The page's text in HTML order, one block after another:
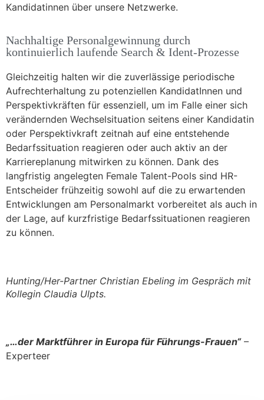
Kandidatinnen über unsere Netzwerke.
Nachhaltige Personalgewinnung durch
kontinuierlich laufende Search & Ident-Prozesse
Gleichzeitig halten wir die zuverlässige periodische
Aufrechterhaltung zu potenziellen KandidatInnen und
Perspektivkräften für essenziell, um im Falle einer sich
verändernden Wechselsituation seitens einer Kandidatin
oder Perspektivkraft zeitnah auf eine entstehende
Bedarfssituation reagieren oder auch aktiv an der
Karriereplanung mitwirken zu können. Dank des
langfristig angelegten Female Talent-Pools sind HR-
Entscheider frühzeitig sowohl auf die zu erwartenden
Entwicklungen am Personalmarkt vorbereitet als auch in
der Lage, auf kurzfristige Bedarfssituationen reagieren
zu können.
Hunting/Her-Partner Christian Ebeling im Gespräch mit
Kollegin Claudia Ulpts.
„…der Marktführer in Europa für Führungs-Frauen“–
Experteer